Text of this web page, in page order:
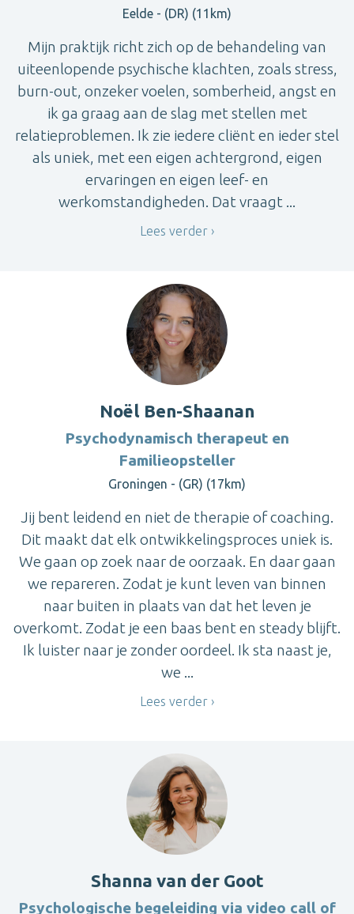
Eelde - (DR) (11km)
Mijn praktijk richt zich op de behandeling van
uiteenlopende psychische klachten, zoals stress,
burn-out, onzeker voelen, somberheid, angst en
ik ga graag aan de slag met stellen met
relatieproblemen. Ik zie iedere cliënt en ieder stel
als uniek, met een eigen achtergrond, eigen
ervaringen en eigen leef- en
werkomstandigheden. Dat vraagt ...
Lees verder
Noël Ben-Shaanan
Psychodynamisch therapeut en
Familieopsteller
Groningen - (GR) (17km)
Jij bent leidend en niet de therapie of coaching.
Dit maakt dat elk ontwikkelingsproces uniek is.
We gaan op zoek naar de oorzaak. En daar gaan
we repareren. Zodat je kunt leven van binnen
naar buiten in plaats van dat het leven je
overkomt. Zodat je een baas bent en steady blijft.
Ik luister naar je zonder oordeel. Ik sta naast je,
we ...
Lees verder
Shanna van der Goot
Psychologische begeleiding via video call of